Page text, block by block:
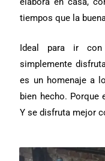
tiempos que la
Ideal para ir
simplemente
es un homenaje a
bien hecho. Porque
Y se disfruta mejor